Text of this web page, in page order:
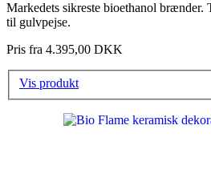
Markedets sikreste bioethanol
til gulvpejse.
Pris fra 4.395,00 DKK
Vis produkt